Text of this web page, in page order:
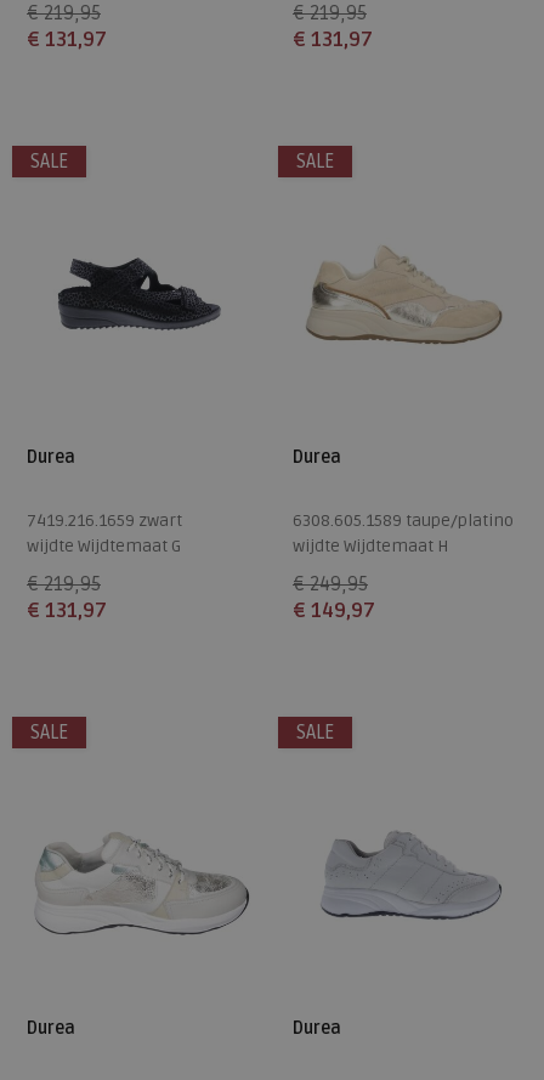
€ 219,95
€ 131,97
€ 219,95
€ 131,97
SALE
Durea
7419.216.1659 zwart
wijdte Wijdtemaat G
€ 219,95
€ 131,97
SALE
Durea
6308.605.1589 taupe/platino
wijdte Wijdtemaat H
€ 249,95
€ 149,97
SALE
Durea
SALE
Durea